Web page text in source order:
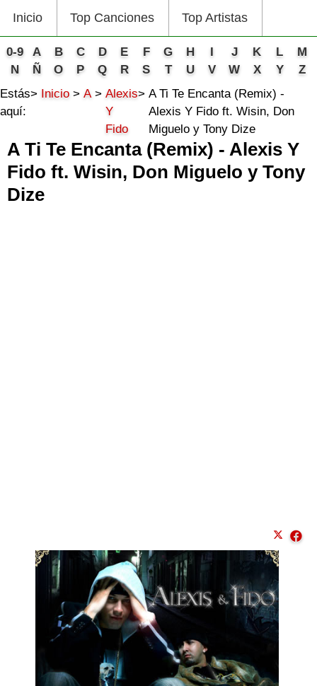
Inicio Top Canciones Top Artistas
0-9 A B C D E F G H I J K L
M
N
Ñ O P Q R S T U V W X Y
Z
Estás
aquí:
Inicio A
Alexis
Y
Fido
A Ti Te Encanta (Remix) -
Alexis Y Fido ft. Wisin, Don
Miguelo y Tony Dize
A Ti Te Encanta (Remix) - Alexis Y
Fido ft. Wisin, Don Miguelo y Tony
Dize